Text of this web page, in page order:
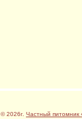
© 2026г. Частный питомник